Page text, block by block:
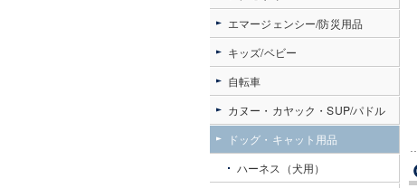
エマージェンシー/防災用品
キッズ/ベビー
自転車
カヌー・カヤック・SUP/パドル
ドッグ・キャット用品
ハーネス（犬用）